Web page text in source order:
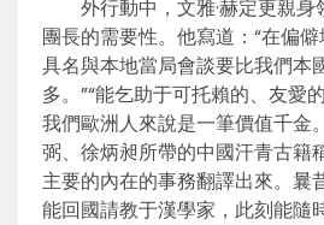
外行動中，文雅·赫定更親
團長的需要性。他寫道：“在偏
具名與本地當局會談要比我們本
多。”“能乞助于可托賴的、友愛
我們歐洲人來說是一筆價值千金
弼、徐炳昶所帶的中國汗青古籍
主要的內在的事務翻譯出來。曩
能回國請教于漢學家，此刻能隨